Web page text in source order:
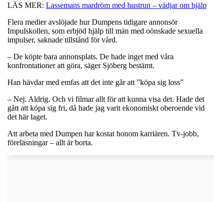
LÄS MER: Lassemans mardröm med hustrun – vädjar om hjälp
Flera medier avslöjade hur Dumpens tidigare annonsör
Impulskollen, som erbjöd hjälp till män med oönskade sexuella
impulser, saknade tillstånd för vård.
– De köpte bara annonsplats. De hade inget med våra
konfrontationer att göra, säger Sjöberg bestämt.
Han hävdar med emfas att det inte går att ”köpa sig loss”
– Nej. Aldrig. Och vi filmar allt för att kunna visa det. Hade det
gått att köpa sig fri, då hade jag varit ekonomiskt oberoende vid
det här laget.
Att arbeta med Dumpen har kostat honom karriären. Tv-jobb,
föreläsningar – allt är borta.